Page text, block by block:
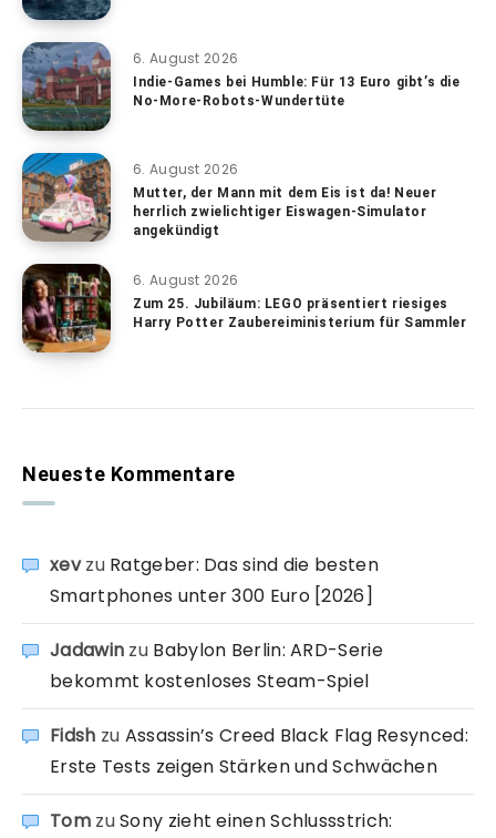
6. August 2026
Indie-Games bei Humble: Für 13 Euro gibt’s die
No-More-Robots-Wundertüte
6. August 2026
Mutter, der Mann mit dem Eis ist da! Neuer
herrlich zwielichtiger Eiswagen-Simulator
angekündigt
6. August 2026
Zum 25. Jubiläum: LEGO präsentiert riesiges
Harry Potter Zaubereiministerium für Sammler
Neueste Kommentare
xevzu Ratgeber: Das sind die besten
Smartphones unter 300 Euro [2026]
Jadawin zu Babylon Berlin: ARD-Serie
bekommt kostenloses Steam-Spiel
Fidsh zu Assassin’s Creed Black Flag Resynced:
Erste Tests zeigen Stärken und Schwächen
TomzuSony zieht einen Schlussstrich: